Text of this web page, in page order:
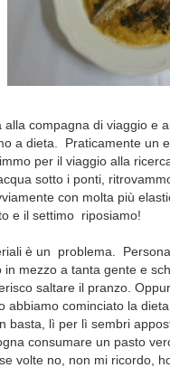
alla compagna di viaggio e
a dieta.
Praticamente un
per il viaggio alla
sotto i ponti,
con molta più
e il settimo riposiamo!
è un problema.
in mezzo a tanta gente e
saltare il pranzo.
abbiamo cominciato la
basta, lì per lì sembri
consumare un pasto
volte no, non mi ricordo,